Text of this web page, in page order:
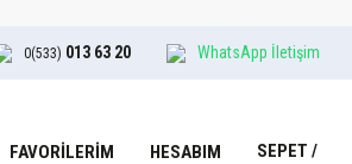
0(533) 013 63 20 WhatsApp İletişim
FAVORİLERİM HESABIM SEPET